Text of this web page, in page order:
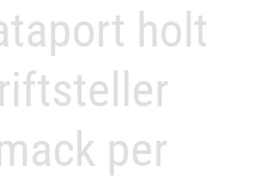
holt
per